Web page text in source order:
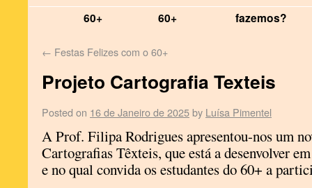
60+
60+
fazemos?
← Festas Felizes com o 60+
Projeto Cartografia Texteis
Posted on 16 de Janeiro de 2025by Luísa Pimentel
A Prof. Filipa Rodrigues apresentou-nos um
Cartografias Têxteis, que está a desenvolver
e no qual convida os estudantes do 60+ a